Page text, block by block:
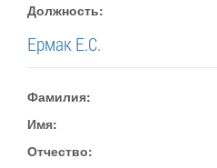
Должность:
Ермак Е.С.
Фамилия:
Имя:
Отчество: